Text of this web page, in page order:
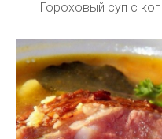
Гороховый суп с